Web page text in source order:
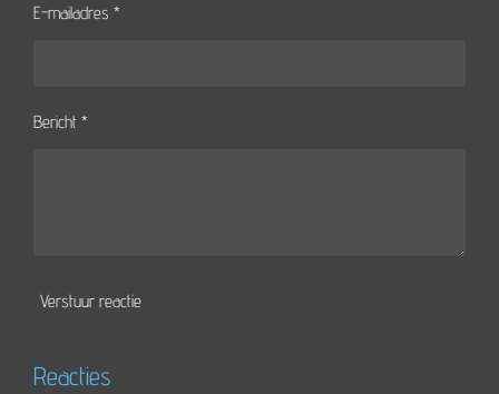
E-mailadres *
Bericht *
Verstuur reactie
Reacties